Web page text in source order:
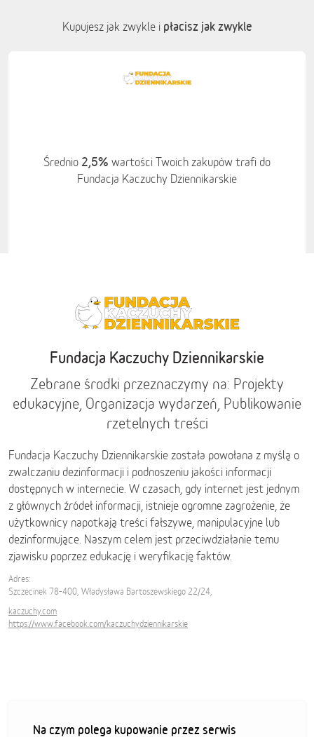
Kupujesz jak zwykle i płacisz jak zwykle
Średnio 2,5% wartości Twoich zakupów trafi do
Fundacja Kaczuchy Dziennikarskie
Fundacja Kaczuchy Dziennikarskie
Zebrane środki przeznaczymy na: Projekty
edukacyjne, Organizacja wydarzeń, Publikowanie
rzetelnych treści
Fundacja Kaczuchy Dziennikarskie została powołana z myślą o
zwalczaniu dezinformacji i podnoszeniu jakości informacji
dostępnych w internecie. W czasach, gdy internet jest jednym
z głównych źródeł informacji, istnieje ogromne zagrożenie, że
użytkownicy napotkają treści fałszywe, manipulacyjne lub
dezinformujące. Naszym celem jest przeciwdziałanie temu
zjawisku poprzez edukację i weryfikację faktów.
Adres:
Szczecinek 78-400, Władysława Bartoszewskiego 22/24,
kaczuchy.com
https://www.facebook.com/kaczuchydziennikarskie
Na czym polega kupowanie przez serwis